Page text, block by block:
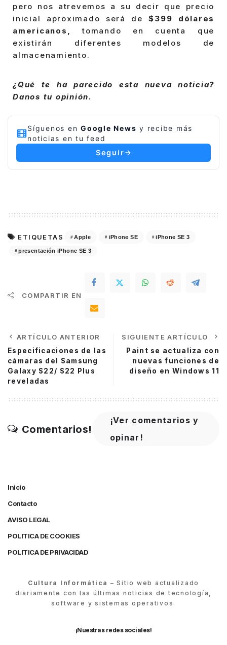
pero nos atrevemos a su decir que precio
inicial aproximado será de$399 dólares
americanos,tomando en cuenta que
existirán diferentes modelos de
almacenamiento.
¿Qué te ha parecido esta nueva noticia?
Danos tu opinión.
Síguenos en Google News y recibe más
noticias en tu feed
Seguir
ETIQUETAS Apple iPhone SE iPhone SE 3
presentación iPhone SE 3
COMPARTIR EN
ARTÍCULO ANTERIOR
Especificaciones de las
cámaras del Samsung
Galaxy S22/ S22 Plus
reveladas
SIGUIENTE ARTÍCULO
Paint se actualiza con
nuevas funciones de
diseño en Windows 11
Comentarios!
¡Ver comentarios y
opinar!
Inicio
Contacto
AVISO LEGAL
POLITICA DE COOKIES
POLITICA DE PRIVACIDAD
Cultura Informática – Sitio web actualizado
diariamente con las últimas noticias de tecnología,
software y sistemas operativos.
¡Nuestras redes sociales!